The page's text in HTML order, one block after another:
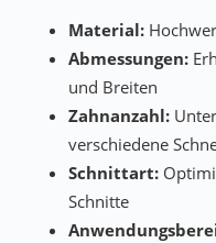
Material:
Abmessungen:
und Breiten
Zahnanzahl:
verschiedene
Schnittart:
Schnitte